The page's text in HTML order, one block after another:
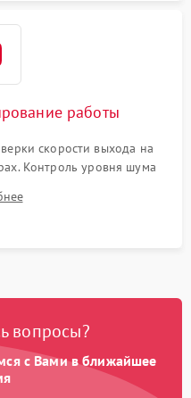
работы
скорости выхода на
Контроль уровня шума
стенок и корректного
оттайки.
вопросы?
с Вами в ближайшее